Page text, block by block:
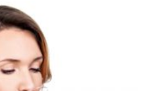
დამსწრეები
შემთხვევის მოწმენი
23:45 / 05-08-2026
შოტლანდიაში - 35
მამას 9 წლის
მკვლელობაში